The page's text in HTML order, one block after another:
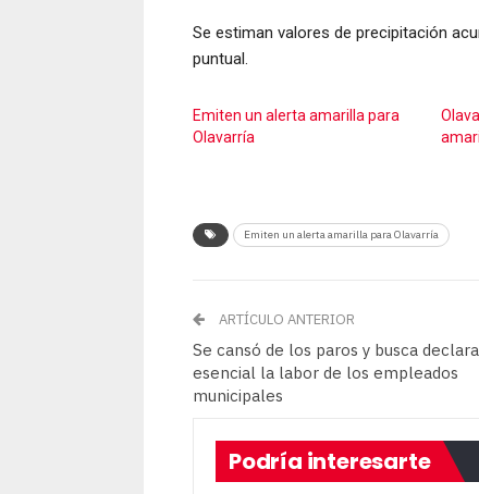
Se estiman valores de precipitación
puntual.
Emiten un alerta amarilla para
Olavarría
Emiten un alerta amarilla para Olavarría
ARTÍCULO ANTERIOR
Se cansó de los paros y busca
esencial la labor de los empleados
municipales
Podría interesarte